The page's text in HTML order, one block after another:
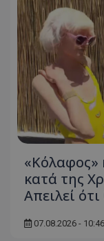
«Κόλαφος»
κατά της
Απειλεί
07.08.2026 - 10:46